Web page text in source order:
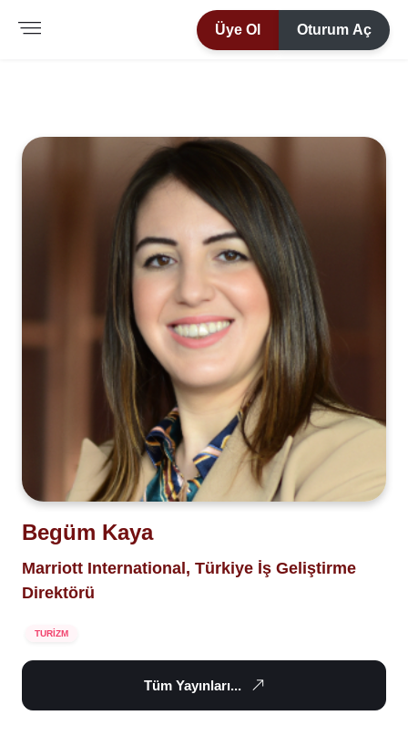
Üye Ol Oturum Aç
Begüm Kaya
Marriott International, Türkiye İş Geliştirme
Direktörü
TURİZM
Tüm Yayınları...